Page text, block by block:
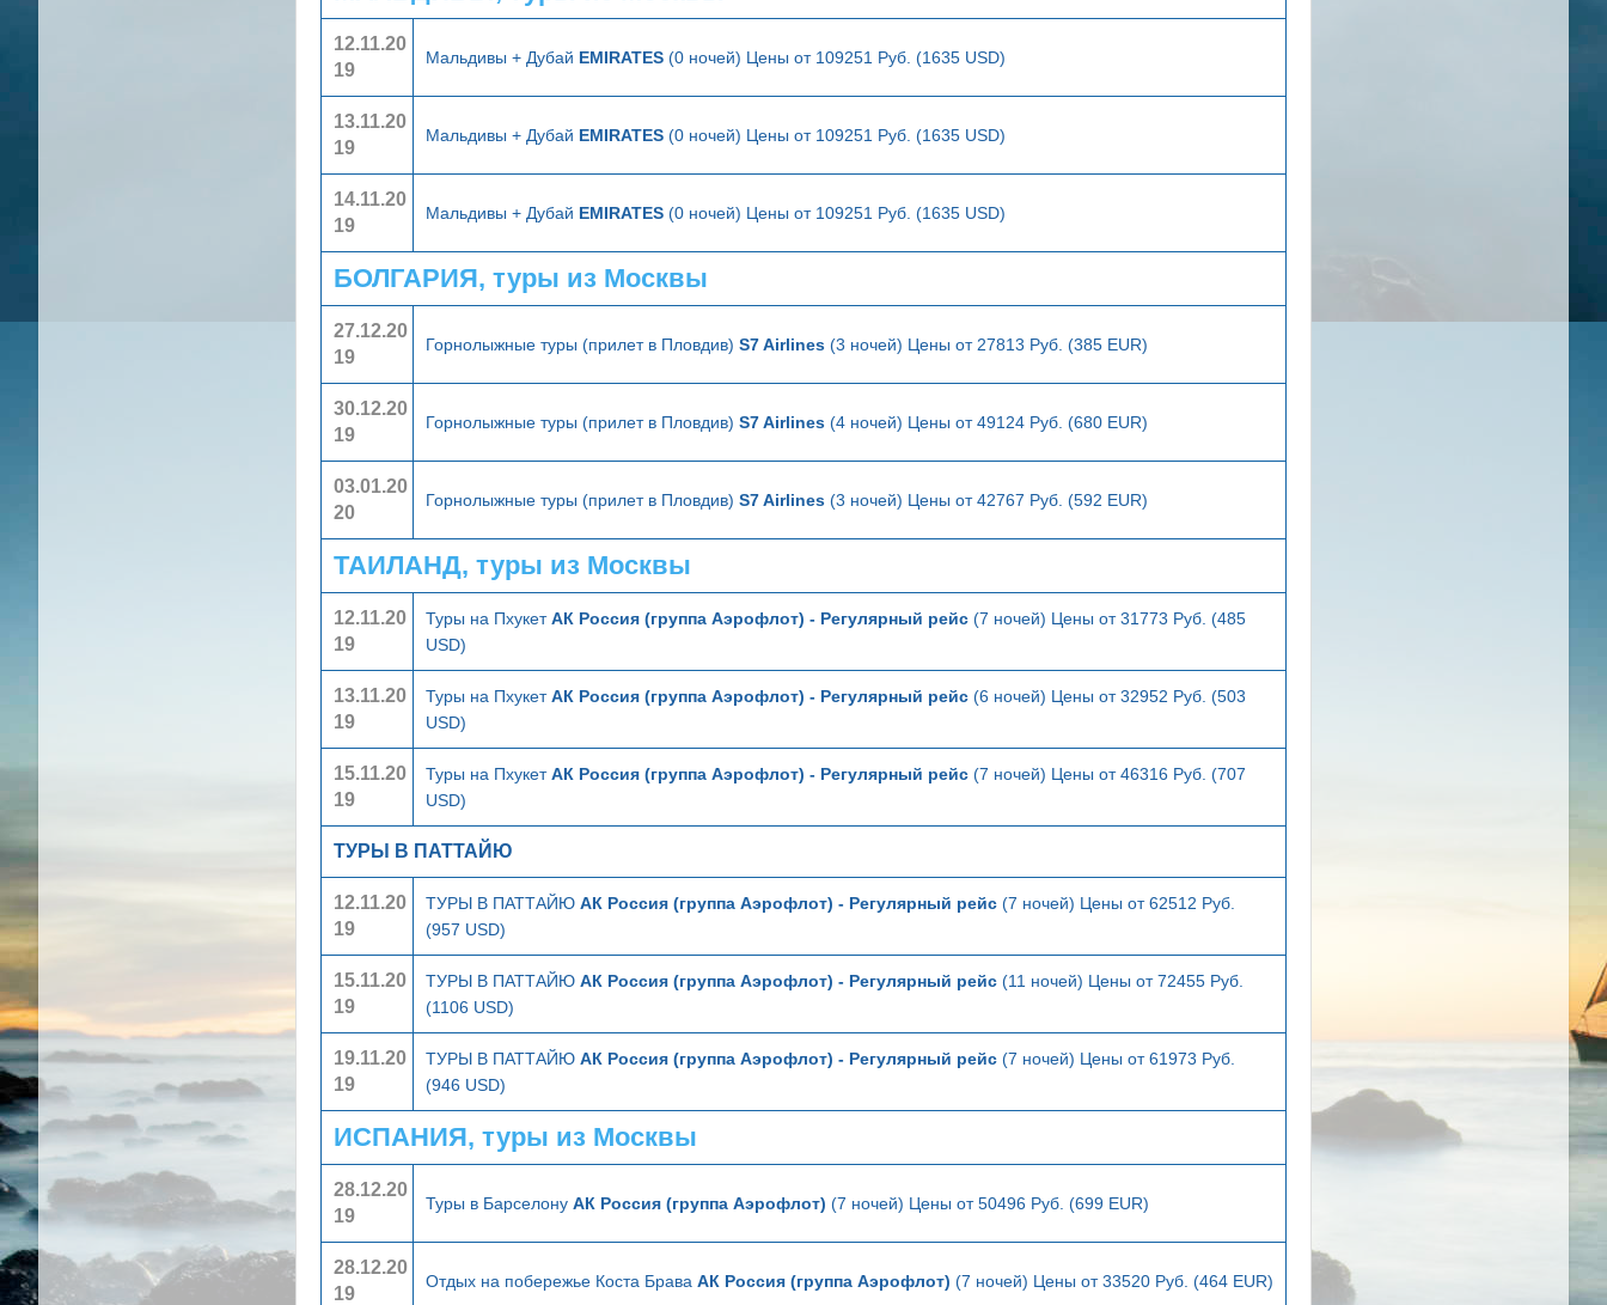
12.11.20
19
Мальдивы + Дубай EMIRATES (0 ночей) Цены от 109251 Руб. (1635 USD)
13.11.20
19
Мальдивы + Дубай EMIRATES (0 ночей) Цены от 109251 Руб. (1635 USD)
14.11.20
19
Мальдивы + Дубай EMIRATES (0 ночей) Цены от 109251 Руб. (1635 USD)
БОЛГАРИЯ, туры из Москвы
27.12.20
19
Горнолыжные туры (прилет в Пловдив) S7 Airlines (3 ночей) Цены от 27813 Руб. (385 EUR)
30.12.20
19
Горнолыжные туры (прилет в Пловдив) S7 Airlines (4 ночей) Цены от 49124 Руб. (680 EUR)
03.01.20
20
Горнолыжные туры (прилет в Пловдив) S7 Airlines (3 ночей) Цены от 42767 Руб. (592 EUR)
ТАИЛАНД, туры из Москвы
12.11.20
19
Туры на ПхукетАК Россия (группа Аэрофлот) - Регулярный рейс (7 ночей) Цены от 31773 Руб. (485
USD)
13.11.20
19
Туры на ПхукетАК Россия (группа Аэрофлот) - Регулярный рейс (6 ночей) Цены от 32952 Руб. (503
USD)
15.11.20
19
Туры на ПхукетАК Россия (группа Аэрофлот) - Регулярный рейс (7 ночей) Цены от 46316 Руб. (707
USD)
ТУРЫ В ПАТТАЙЮ
12.11.20
19
ТУРЫ В ПАТТАЙЮ АК Россия (группа Аэрофлот) - Регулярный рейс (7 ночей) Цены от 62512 Руб.
(957 USD)
15.11.20
19
ТУРЫ В ПАТТАЙЮ АК Россия (группа Аэрофлот) - Регулярный рейс (11 ночей) Цены от 72455 Руб.
(1106 USD)
19.11.20
19
ТУРЫ В ПАТТАЙЮ АК Россия (группа Аэрофлот) - Регулярный рейс (7 ночей) Цены от 61973 Руб.
(946 USD)
ИСПАНИЯ, туры из Москвы
28.12.20
19
Туры в Барселону АК Россия (группа Аэрофлот) (7 ночей) Цены от 50496 Руб. (699 EUR)
28.12.20
19
Отдых на побережье Коста Брава АК Россия (группа Аэрофлот) (7 ночей) Цены от 33520 Руб. (464 EUR)